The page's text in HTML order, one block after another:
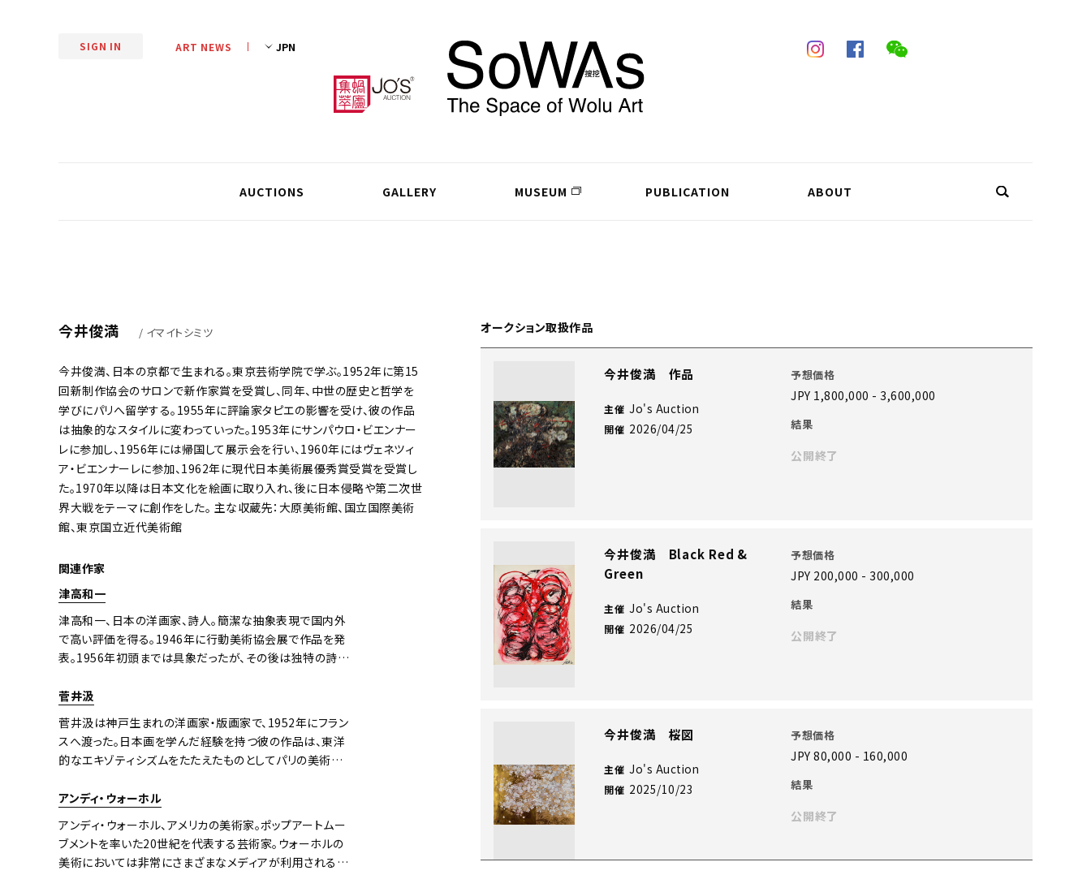
SIGN IN ART NEWS
AUCTIONS GALLERY MUSEUM PUBLICATION ABOUT
今井俊満 / イマイトシミツ
今井俊満、日本の京都で生まれる。東京芸術学院で学ぶ。1952年に第15
回新制作協会のサロンで新作家賞を受賞し、同年、中世の歴史と哲学を
学びにパリへ留学する。1955年に評論家タピエの影響を受け、彼の作品
は抽象的なスタイルに変わっていった。1953年にサンパウロ・ビエンナー
レに参加し、1956年には帰国して展示会を行い、1960年にはヴェネツィ
ア・ビエンナーレに参加、1962年に現代日本美術展優秀賞受賞を受賞し
た。1970年以降は日本文化を絵画に取り入れ、後に日本侵略や第二次世
界大戦をテーマに創作をした。 主な収蔵先：大原美術館、国立国際美術
館、東京国立近代美術館
関連作家
津高和一
津高和一、日本の洋画家、詩人。簡潔な抽象表現で国内外
で高い評価を得る。1946年に行動美術協会展で作品を発
表。1956年初頭までは具象だったが、その後は独特の詩情
ム賞美術展出品。1969年から大阪芸術大学美術学科教授
を務め、翌年名誉教授となる。主な収蔵先：ニューヨーク
近代美術館、大英博物館、サンパウロ現代美術館、東京国
立近代美術館
菅井汲
菅井汲は神戸生まれの洋画家・版画家で、1952年にフラン
スへ渡った。日本画を学んだ経験を持つ彼の作品は、東洋
的なエキゾティシズムをたたえたものとしてパリの美術界
いたが、1962年頃からは幾何学的な形態を明快な色彩で
描く作風へと一変した。無類のスピード狂としても知られ、
愛車ポルシェでの高速走行をこよなく愛した。時速200キ
ロを超える走行中に目に焼きつく光景や流動する色彩の
感覚は、しばしば彼の創作に直結し、疾走感あふれるモチ
アンディ・ウォーホル
アンディ・ウォーホル、アメリカの美術家。ポップアートムー
ブメントを率いた20世紀を代表する芸術家。ウォーホルの
美術においては非常にさまざまなメディアが利用される。
オークション取扱作品
今井俊満 作品
主催 Jo's Auction
開催 2026/04/25
予想価格
JPY 1,800,000 - 3,600,000
結果
公開終了
今井俊満 Black Red &
Green
主催 Jo's Auction
開催 2026/04/25
予想価格
JPY 200,000 - 300,000
結果
公開終了
今井俊満 桜図
主催 Jo's Auction
開催 2025/10/23
予想価格
JPY 80,000 - 160,000
結果
公開終了